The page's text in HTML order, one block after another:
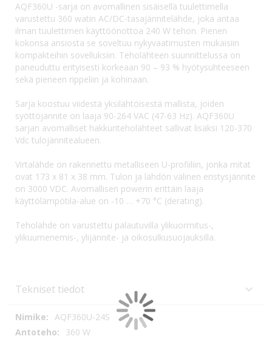
AQF360U -sarja on avomallinen sisäisellä tuulettimella
varustettu 360 watin AC/DC-tasajännitelähde, joka antaa
ilman tuulettimen käyttöönottoa 240 W tehon. Pienen
kokonsa ansiosta se soveltuu nykyvaatimusten mukaisiin
kompakteihin sovelluksiin. Teholähteen suunnittelussa on
paneuduttu erityisesti korkeaan 90 – 93 % hyötysuhteeseen
sekä pieneen rippeliin ja kohinaan.
Sarja koostuu viidestä yksilähtöisestä mallista, joiden
syöttöjännite on laaja 90-264 VAC (47-63 Hz). AQF360U
sarjan avomalliset hakkuriteholähteet sallivat lisäksi 120-370
Vdc tulojännitealueen.
Virtalähde on rakennettu metalliseen U-profiiliin, jonka mitat
ovat 173 x 81 x 38 mm. Tulon ja lähdön välinen eristysjännite
on 3000 VDC. Avomallisen powerin erittäin laaja
käyttölämpötila-alue on -10 … +70 °C (derating).
Teholähde on varustettu palautuvilla ylikuormitus-,
ylikuumenemis-, ylijännite- ja oikosulkusuojauksilla.
Tekniset tiedot
Tekniset
tiedot
AQF360U-24S
360 W